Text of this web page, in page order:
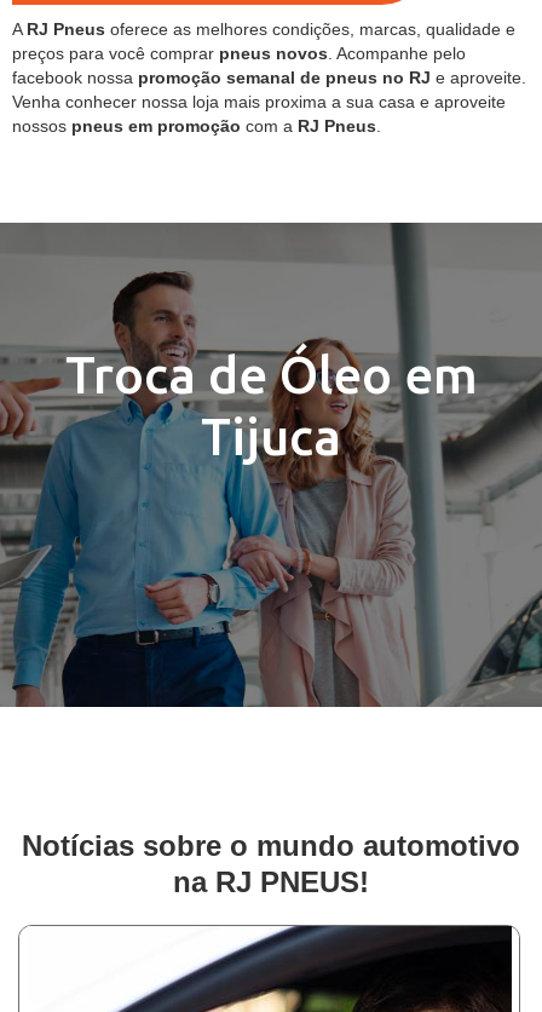
A RJ Pneus oferece as melhores condições, marcas, qualidade e
preços para você comprar pneus novos . Acompanhe pelo
facebook nossa promoção semanal de pneus no RJ e aproveite.
Venha conhecer nossa loja mais proxima a sua casa e aproveite
nossos pneus em promoção com a RJ Pneus
Troca de Óleo em
Tijuca
Notícias sobre o mundo automotivo
na RJ PNEUS!